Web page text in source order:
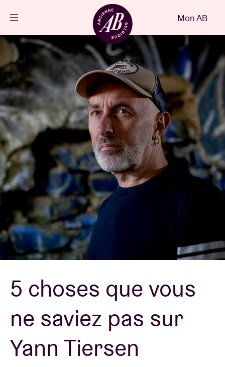
FR
Agenda
Projets
Actualités
Infos visiteurs
AB ❤ you
Location de salles
BRDCST
ABtv
Chèque-concert
Mon AB
5 choses que vous
ne saviez pas sur
Yann Tiersen